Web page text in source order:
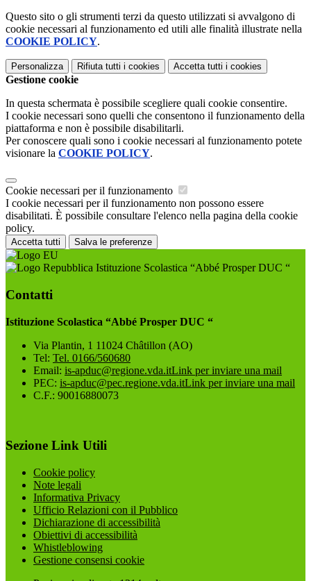
Questo sito o gli strumenti terzi da questo utilizzati si avvalgono di
cookie necessari al funzionamento ed utili alle finalità illustrate nella
COOKIE POLICY.
Personalizza Rifiuta tutti i cookies Accetta tutti i cookies
Gestione cookie
In questa schermata è possibile scegliere quali cookie consentire.
I cookie necessari sono quelli che consentono il funzionamento della
piattaforma e non è possibile disabilitarli.
Per conoscere quali sono i cookie necessari al funzionamento potete
visionare la COOKIE POLICY.
Cookie necessari per il funzionamento
I cookie necessari per il funzionamento non possono essere
disabilitati. È possibile consultare l'elenco nella pagina della cookie
policy.
Accetta tutti Salva le preferenze
Istituzione Scolastica “Abbé Prosper DUC “
Contatti
Istituzione Scolastica “Abbé Prosper DUC “
Via Plantin, 1 11024 Châtillon (AO)
Tel: Tel. 0166/560680
Email: is-apduc@regione.vda.itLink per inviare una mail
PEC: is-apduc@pec.regione.vda.itLink per inviare una mail
C.F.: 90016880073
Sezione Link Utili
Cookie policy
Note legali
Informativa Privacy
Ufficio Relazioni con il Pubblico
Dichiarazione di accessibilità
Obiettivi di accessibilità
Whistleblowing
Gestione consensi cookie